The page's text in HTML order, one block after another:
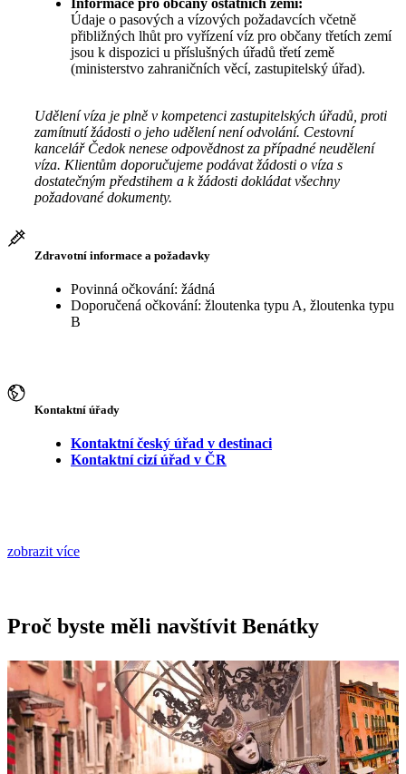
Informace pro občany ostatních zemí:
Údaje o pasových a vízových požadavcích včetně
přibližných lhůt pro vyřízení víz pro občany třetích zemí
jsou k dispozici u příslušných úřadů třetí země
(ministerstvo zahraničních věcí, zastupitelský úřad).
Udělení víza je plně v kompetenci zastupitelských úřadů, proti
zamítnutí žádosti o jeho udělení není odvolání. Cestovní
kancelář Čedok nenese odpovědnost za případné neudělení
víza. Klientům doporučujeme podávat žádosti o víza s
dostatečným předstihem a k žádosti dokládat všechny
požadované dokumenty.
Zdravotní informace a požadavky
Povinná očkování: žádná
Doporučená očkování: žloutenka typu A, žloutenka typu
B
Kontaktní úřady
Kontaktní český úřad v destinaci
Kontaktní cizí úřad v ČR
zobrazit více
Proč byste měli navštívit Benátky